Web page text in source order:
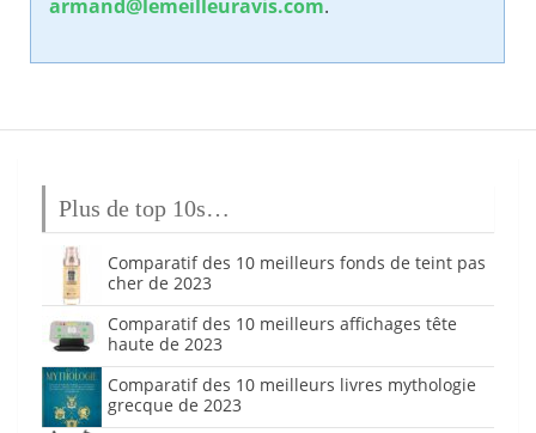
armand@lemeilleuravis.com.
Plus de top 10s…
Comparatif des 10 meilleurs fonds de teint pas
cher de 2023
Comparatif des 10 meilleurs affichages tête
haute de 2023
Comparatif des 10 meilleurs livres mythologie
grecque de 2023